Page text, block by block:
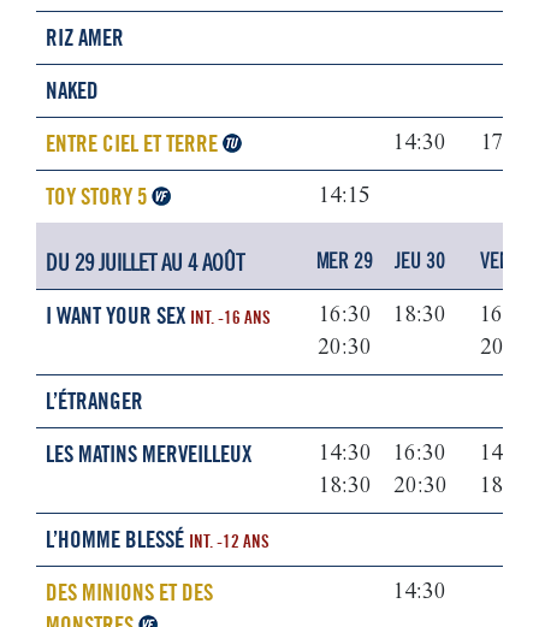
RIZ AMER
NAKED
ENTRE CIEL ET TERRE
14:30 17:15
TOY STORY 5 14:15
DU 29 JUILLET AU 4 AOÛT MER 29 JEU 30 VEN 31
I WANT YOUR SEX INT. -16 ANS
16:30
20:30
18:30
16:30
20:30
L’ÉTRANGER
LES MATINS MERVEILLEUX
14:30
18:30
16:30
20:30
14:30
18:30
L’HOMME BLESSÉ INT. -12 ANS
DES MINIONS ET DES
14:30